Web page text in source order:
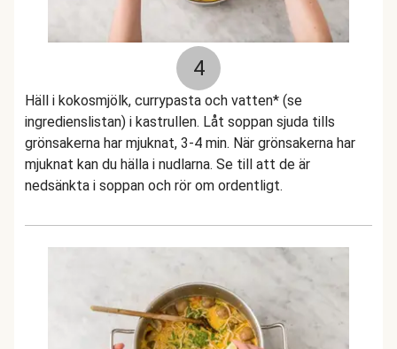
4
Häll i kokosmjölk, currypasta och vatten* (se
ingredienslistan) i kastrullen. Låt soppan sjuda tills
grönsakerna har mjuknat, 3-4 min. När grönsakerna har
mjuknat kan du hälla i nudlarna. Se till att de är
nedsänkta i soppan och rör om ordentligt.